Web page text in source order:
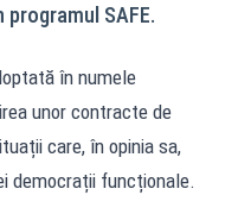
SAFE.
în numele
unor contracte de
care, în opinia sa,
democrații funcționale.